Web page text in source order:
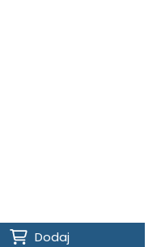
Dodaj